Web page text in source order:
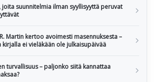
joita suunnitelmia ilman syyllisyyttä peruvat
Martin kertoo avoimesti masennuksesta –
ei vieläkään ole julkaisupäivää
turvallisuus – paljonko siitä kannattaa